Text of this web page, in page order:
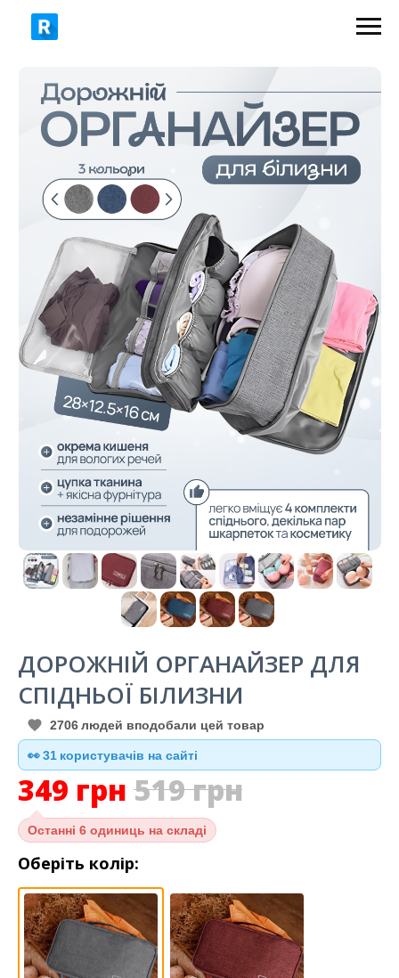
349 грн
ДОРОЖНІЙ ОРГАНАЙЗЕР ДЛЯ
СПІДНЬОЇ БІЛИЗНИ
2706 людей вподобали цей товар
👀30 користувачів на сайті
349 грн 519грн
Останні 6 одиниць на складі
Оберіть колір: